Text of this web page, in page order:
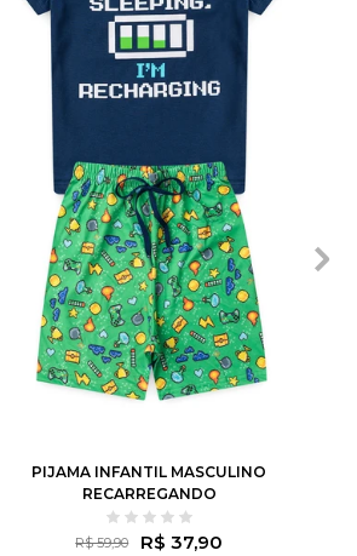
PIJAMA INFANTIL MASCULINO
RECARREGANDO
R$ 59,90 R$ 37,90